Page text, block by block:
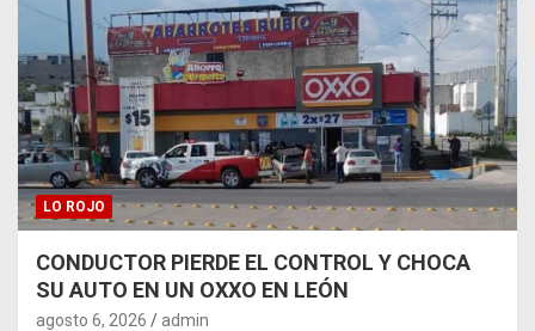
LO ROJO
CONDUCTOR PIERDE EL CONTROL Y CHOCA
SU AUTO EN UN OXXO EN LEÓN
agosto 6, 2026 admin